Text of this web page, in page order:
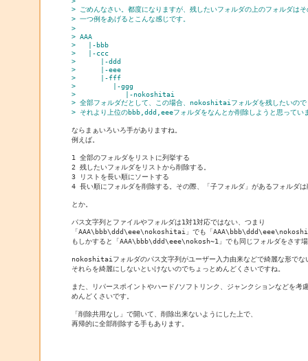
> ごめんなさい。都度になりますが、残したいフォルダの上のフォルダは
> 一つ例をあげるとこんな感じです。
>
> AAA
>   |-bbb
>   |-ccc
>      |-ddd
>      |-eee
>      |-fff
>         |-ggg
>            |-nokoshitai
> 全部フォルダだとして、この場合、nokoshitaiフォルダを残したいので
> それより上位のbbb,ddd,eeeフォルダをなんとか削除しようと思ってい
ならまぁいろいろ手がありますね。
例えば。
1 全部のフォルダをリストに列挙する
2 残したいフォルダをリストから削除する。
3 リストを長い順にソートする
4 長い順にフォルダを削除する。その際、「子フォルダ」があるフォルダ
とか。
パス文字列とファイルやフォルダは1対1対応ではない、つまり
「AAA\bbb\ddd\eee\nokoshitai」でも「
もしかすると「AAA\bbb\ddd\eee\nokosh~1」でも同じフォルダをさす
nokoshitaiフォルダのパス文字列がユーザー入力由来などで綺麗な形でな
それらを綺麗にしないといけないのでちょっとめんどくさいですね。
また、リパースポイントやハード/ソフトリンク、ジャンクションなどを考
めんどくさいです。
「削除共用なし」で開いて、削除出来ないようにした上で、
再帰的に全部削除する手もあります。